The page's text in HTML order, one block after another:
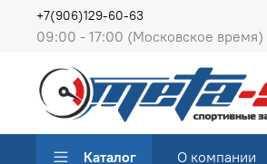
09:00 - 17:00 (Московское время)
+7(906)129-60-63
Каталог О компании